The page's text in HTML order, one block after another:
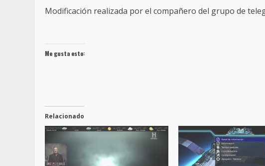
Modificación realizada por el compañero del grupo de
Me gusta esto:
Relacionado